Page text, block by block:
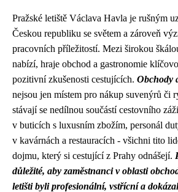
Pražské letiště Václava Havla je rušným
Českou republiku se světem a zároveň
pracovních příležitostí. Mezi širokou
nabízí, hraje obchod a gastronomie
pozitivní zkušenosti cestujících. Obchody
nejsou jen místem pro nákup suvenýrů či
stávají se nedílnou součástí cestovního
v buticích s luxusním zbožím, personál
v kavárnách a restauracích - všichni tito
dojmu, který si cestující z Prahy odnášejí.
důležité, aby zaměstnanci v oblasti
letišti byli profesionální, vstřícní a